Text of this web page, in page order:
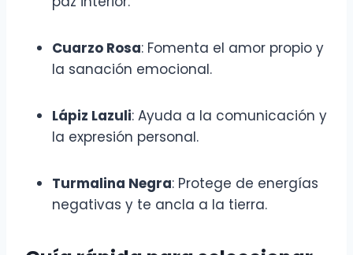
Cuarzo Rosa: Fomenta el amor propio y
la sanación emocional.
Lápiz Lazuli: Ayuda a la comunicación y
la expresión personal.
Turmalina Negra: Protege de energías
negativas y te ancla a la tierra.